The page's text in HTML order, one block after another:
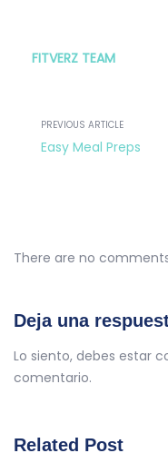
FITVERZ TEAM
PREVIOUS ARTICLE
Easy Meal Preps
There are no
Deja una
Lo siento, debes estar
comentario.
Related Post